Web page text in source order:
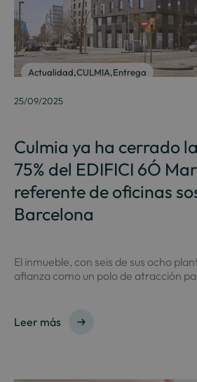
Actualidad,CULMIA,Entrega
25/09/2025
Culmia ya ha cerrado
75% del EDIFICI 6Ó
referente de oficinas
Barcelona
El inmueble, con seis de sus ocho
afianza como un polo de atracción
Leer más